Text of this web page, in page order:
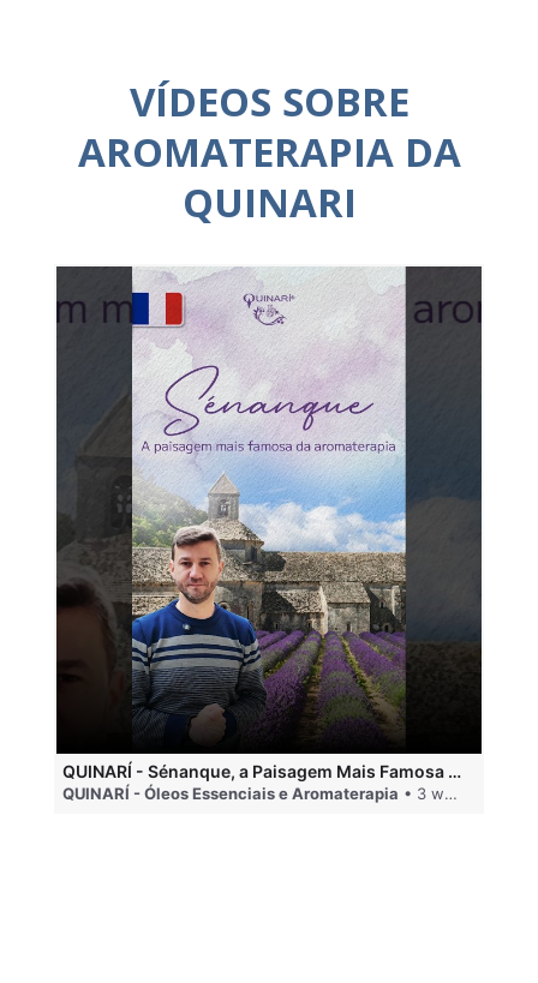
VÍDEOS SOBRE
AROMATERAPIA DA
QUINARI
QUINARÍ - Sénanque, a Paisagem Mais Famosa da Aromaterapia
QUINARÍ - Óleos Essenciais e Aromaterapia • 3 weeks ago